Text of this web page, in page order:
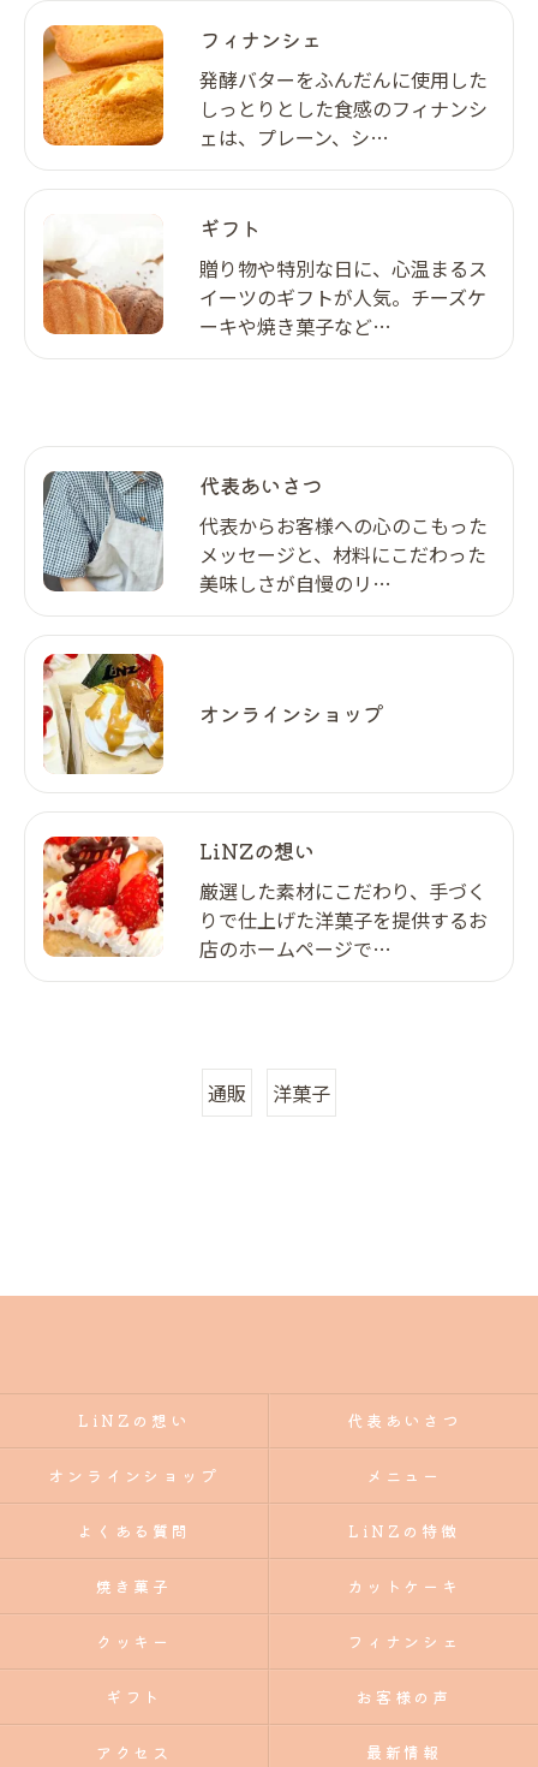
フィナンシェ
発酵バターをふんだんに使用した
しっとりとした食感のフィナンシ
ェは、プレーン、シ…
ギフト
贈り物や特別な日に、心温まるス
イーツのギフトが人気。チーズケ
ーキや焼き菓子など…
代表あいさつ
代表からお客様への心のこもった
メッセージと、材料にこだわった
美味しさが自慢のリ…
オンラインショップ
LiNZの想い
厳選した素材にこだわり、手づく
りで仕上げた洋菓子を提供するお
店のホームページで…
通販 洋菓子
LiNZの想い 代表あいさつ
オンラインショップ メニュー
よくある質問 LiNZの特徴
焼き菓子 カットケーキ
クッキー フィナンシェ
ギフト お客様の声
アクセス 最新情報